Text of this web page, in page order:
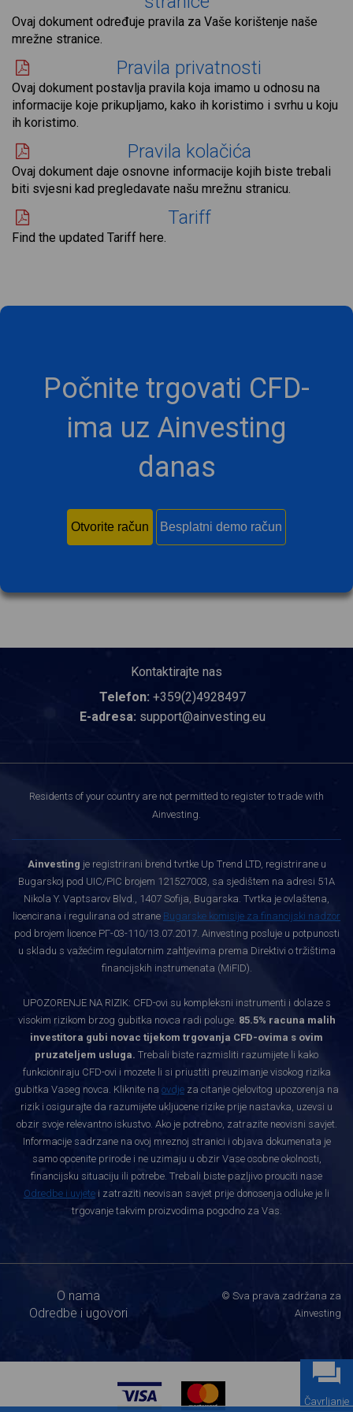
Ovaj dokument određuje pravila za Vaše korištenje naše
mrežne stranice.
Pravila privatnosti
Ovaj dokument postavlja pravila koja imamo u odnosu na
informacije koje prikupljamo, kako ih koristimo i svrhu u koju
ih koristimo.
Pravila kolačića
Ovaj dokument daje osnovne informacije kojih biste trebali
biti svjesni kad pregledavate našu mrežnu stranicu.
Tariff
Find the updated Tariff here.
Počnite trgovati CFD-
ima uz Ainvesting
danas
Otvorite račun Besplatni demo račun
Kontaktirajte nas
Telefon: +359(2)4928497
E-adresa: support@ainvesting.eu
Residents of your country are not permitted to register to trade with
Ainvesting.
Ainvesting je registrirani brend tvrtke Up Trend LTD, registrirane u
Bugarskoj pod UIC/PIC brojem 121527003, sa sjedištem na adresi 51A
Nikola Y. Vaptsarov Blvd., 1407 Sofija, Bugarska. Tvrtka je ovlaštena,
licencirana i regulirana od strane Bugarske komisije za financijski nadzor
pod brojem licence РГ-03-110/13.07.2017. Ainvesting posluje u potpunosti
u skladu s važećim regulatornim zahtjevima prema Direktivi o tržištima
financijskih instrumenata (MiFID).
UPOZORENJE NA RIZIK: CFD-ovi su kompleksni instrumenti i dolaze s
visokim rizikom brzog gubitka novca radi poluge. 85.5% racuna malih
investitora gubi novac tijekom trgovanja CFD-ovima s ovim
pruzateljem usluga. Trebali biste razmisliti razumijete li kako
funkcioniraju CFD-ovi i mozete li si priustiti preuzimanje visokog rizika
gubitka Vaseg novca. Kliknite na ovdje za citanje cjelovitog upozorenja na
rizik i osigurajte da razumijete ukljucene rizike prije nastavka, uzevsi u
obzir svoje relevantno iskustvo. Ako je potrebno, zatrazite neovisni savjet.
Informacije sadrzane na ovoj mreznoj stranici i objava dokumenata je
samo opcenite prirode i ne uzimaju u obzir Vase osobne okolnosti,
financijsku situaciju ili potrebe. Trebali biste pazljivo prouciti nase
Odredbe i uvjete i zatraziti neovisan savjet prije donosenja odluke je li
trgovanje takvim proizvodima pogodno za Vas.
O nama
Odredbe i ugovori
© Sva prava zadržana za
Ainvesting
Čavrljanje